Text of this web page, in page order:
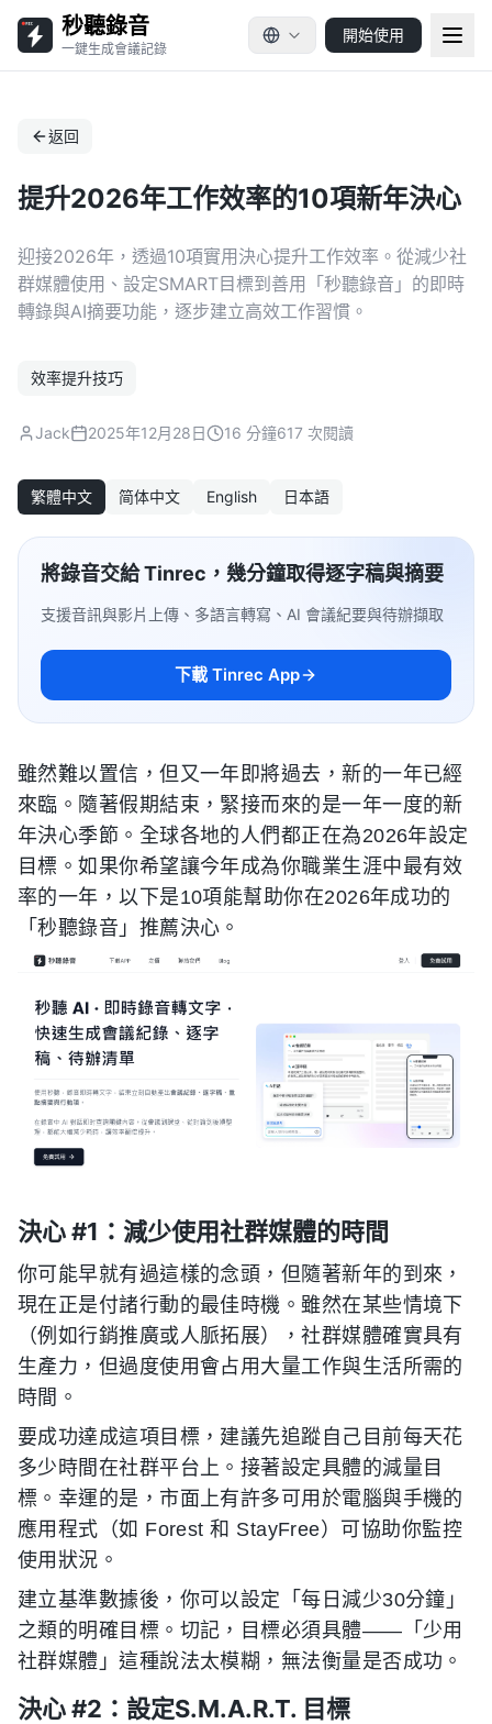
秒聽錄音
一鍵生成會議記錄
開始使用
返回
提升2026年工作效率的10項新年決心
迎接2026年，透過10項實用決心提升工作效率。從減少社
群媒體使用、設定SMART目標到善用「秒聽錄音」的即時
轉錄與AI摘要功能，逐步建立高效工作習慣。
效率提升技巧
Jack 2025年12月28日 16 分鐘617 次閱讀
繁體中文 简体中文 English 日本語
將錄音交給 Tinrec，幾分鐘取得逐字稿與摘要
支援音訊與影片上傳、多語言轉寫、AI 會議紀要與待辦擷取
下載 Tinrec App
雖然難以置信，但又一年即將過去，新的一年已經
來臨。隨著假期結束，緊接而來的是一年一度的新
年決心季節。全球各地的人們都正在為2026年設定
目標。如果你希望讓今年成為你職業生涯中最有效
率的一年，以下是10項能幫助你在2026年成功的
「秒聽錄音」推薦決心。
決心 #1：減少使用社群媒體的時間
你可能早就有過這樣的念頭，但隨著新年的到來，
現在正是付諸行動的最佳時機。雖然在某些情境下
（例如行銷推廣或人脈拓展），社群媒體確實具有
生產力，但過度使用會占用大量工作與生活所需的
時間。
要成功達成這項目標，建議先追蹤自己目前每天花
多少時間在社群平台上。接著設定具體的減量目
標。幸運的是，市面上有許多可用於電腦與手機的
應用程式（如 Forest 和 StayFree）可協助你監控
使用狀況。
建立基準數據後，你可以設定「每日減少30分鐘」
之類的明確目標。切記，目標必須具體——「少用
社群媒體」這種說法太模糊，無法衡量是否成功。
決心 #2：設定S.M.A.R.T. 目標